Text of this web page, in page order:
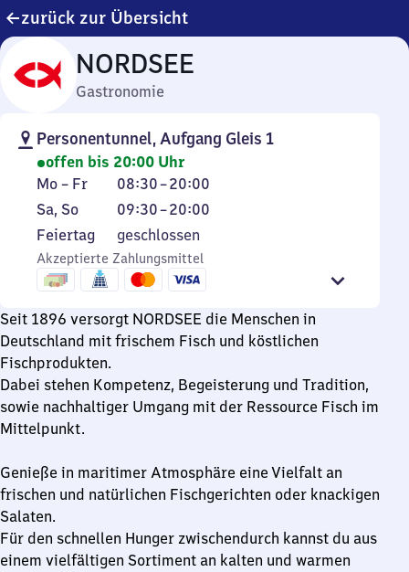
zurück zur Übersicht
NORDSEE
Gastronomie
Personentunnel, Aufgang Gleis 1
offen bis 20:00 Uhr
Montag
bis
Freitag
Mo – Fr 08:30–20:00
Von
8
30
bis
20
Uhr
Samstag
und
Sonntag
Sa, So 09:30–20:00
Von
9
Uhr
30
bis
20
Uhr
Feiertag
Feiertag geschlossen
Akzeptierte Zahlungsmittel
Seit 1896 versorgt NORDSEE die Menschen in
Deutschland mit frischem Fisch und köstlichen
Fischprodukten.
Dabei stehen Kompetenz, Begeisterung und Tradition,
sowie nachhaltiger Umgang mit der Ressource Fisch im
Mittelpunkt.
Genieße in maritimer Atmosphäre eine Vielfalt an
frischen und natürlichen Fischgerichten oder knackigen
Salaten.
Für den schnellen Hunger zwischendurch kannst du aus
einem vielfältigen Sortiment an kalten und warmen